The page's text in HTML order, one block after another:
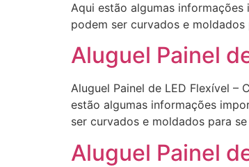
Aqui estão algumas
podem ser curvados e
Aluguel Painel
Aluguel Painel de LED Flexível –
estão algumas informações
ser curvados e moldados para
Aluguel Painel